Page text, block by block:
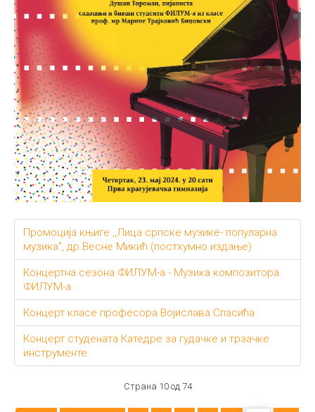
Промоција књиге ,,Лица српске музике- популарна
музика", др Весне Микић (постхумно издање)
Концертна сезона ФИЛУМ-а - Музика композитора
ФИЛУМ-а
Концерт класе професора Војислава Спасића
Концерт студената Катедре за гудачке и трзачке
инструменте
Страна 10 од 74